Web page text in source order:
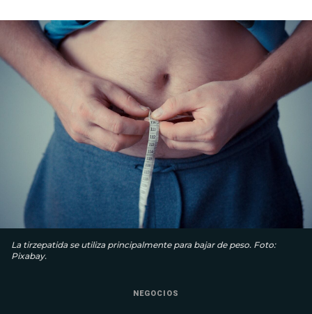
La tirzepatida se utiliza principalmente para bajar de peso. Foto:
Pixabay.
NEGOCIOS